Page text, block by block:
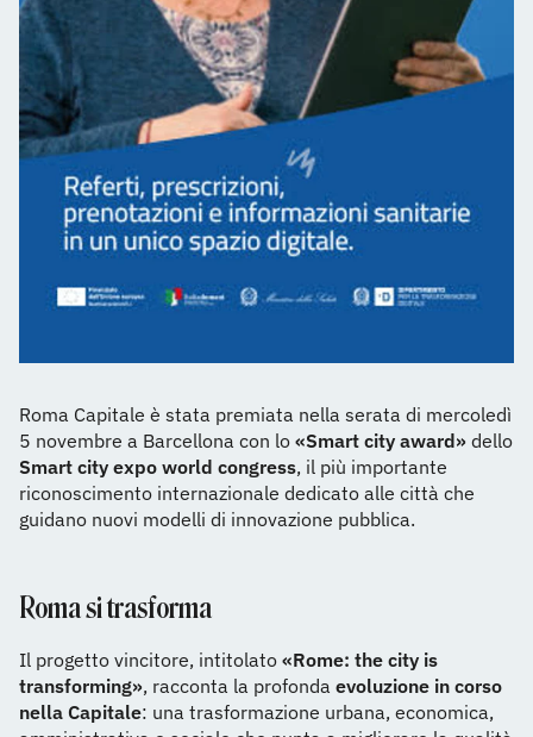
Roma Capitale è stata premiata nella serata di mercoledì
5 novembre a Barcellona con lo «Smart city award» dello
Smart city expo world congress, il più importante
riconoscimento internazionale dedicato alle città che
guidano nuovi modelli di innovazione pubblica.
Roma si trasforma
Il progetto vincitore, intitolato «Rome: the city is
transforming», racconta la profonda evoluzione in corso
nella Capitale: una trasformazione urbana, economica,